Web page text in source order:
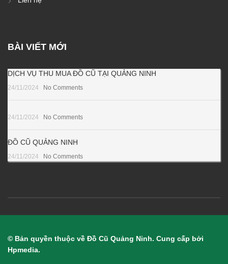
BÀI VIẾT MỚI
DỊCH VỤ THU MUA ĐỒ CŨ TẠI QUẢNG NINH
24/11/2024 No Comments
24/11/2024 No Comments
ĐỒ CŨ QUẢNG NINH
24/11/2024 No Comments
© Bản quyền thuộc về Đồ Cũ Quảng Ninh. Cung cấp bởi
Hpmedia.